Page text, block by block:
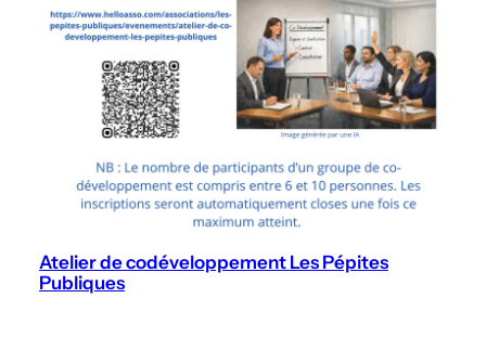
Atelier de codéveloppement Les Pépites
Publiques